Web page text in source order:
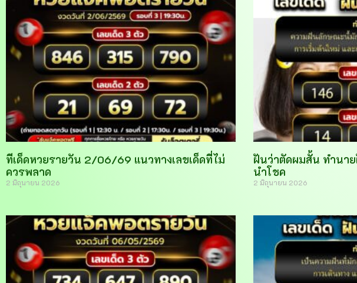
ทีเด็ดหวยรายวัน 2/06/69 แนวทางเลขเด็ดที่ไม่
ควรพลาด
2 มิถุนายน 2026
ฝันว่าตัดผมสั้น ทำนาย
นำโชค
2 มิถุนายน 2026